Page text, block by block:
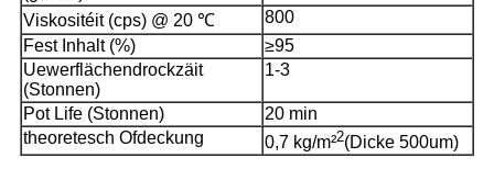
Viskositéit (cps) @ 20 ℃
800
Fest Inhalt (%)
≥95
Uewerflächendrockzäit
(Stonnen)
1-3
Pot Life (Stonnen)
20 min
theoretesch Ofdeckung
0,7 kg/m²2(Dicke 500um)